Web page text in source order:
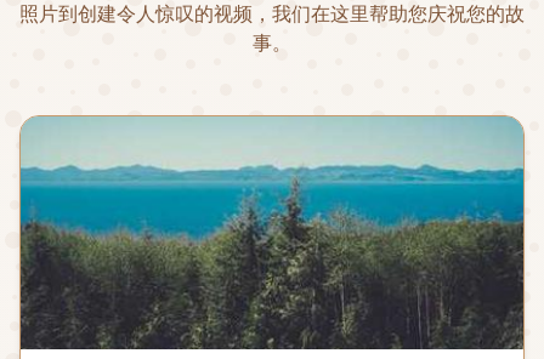
照片到创建令人惊叹的视频，我们在这里帮助您庆祝您的故
事。